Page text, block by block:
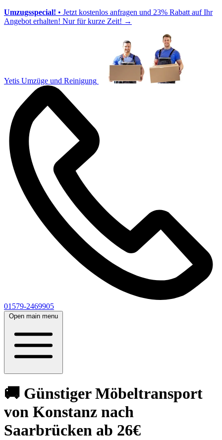
Umzugsspecial! • Jetzt kostenlos anfragen und 23% Rabatt auf Ihr
Angebot erhalten! Nur für kurze Zeit! →
Yetis Umzüge und Reinigung
01579-2469905
Open main menu
🚚 Günstiger Möbeltransport
von Konstanz nach
Saarbrücken ab 26€